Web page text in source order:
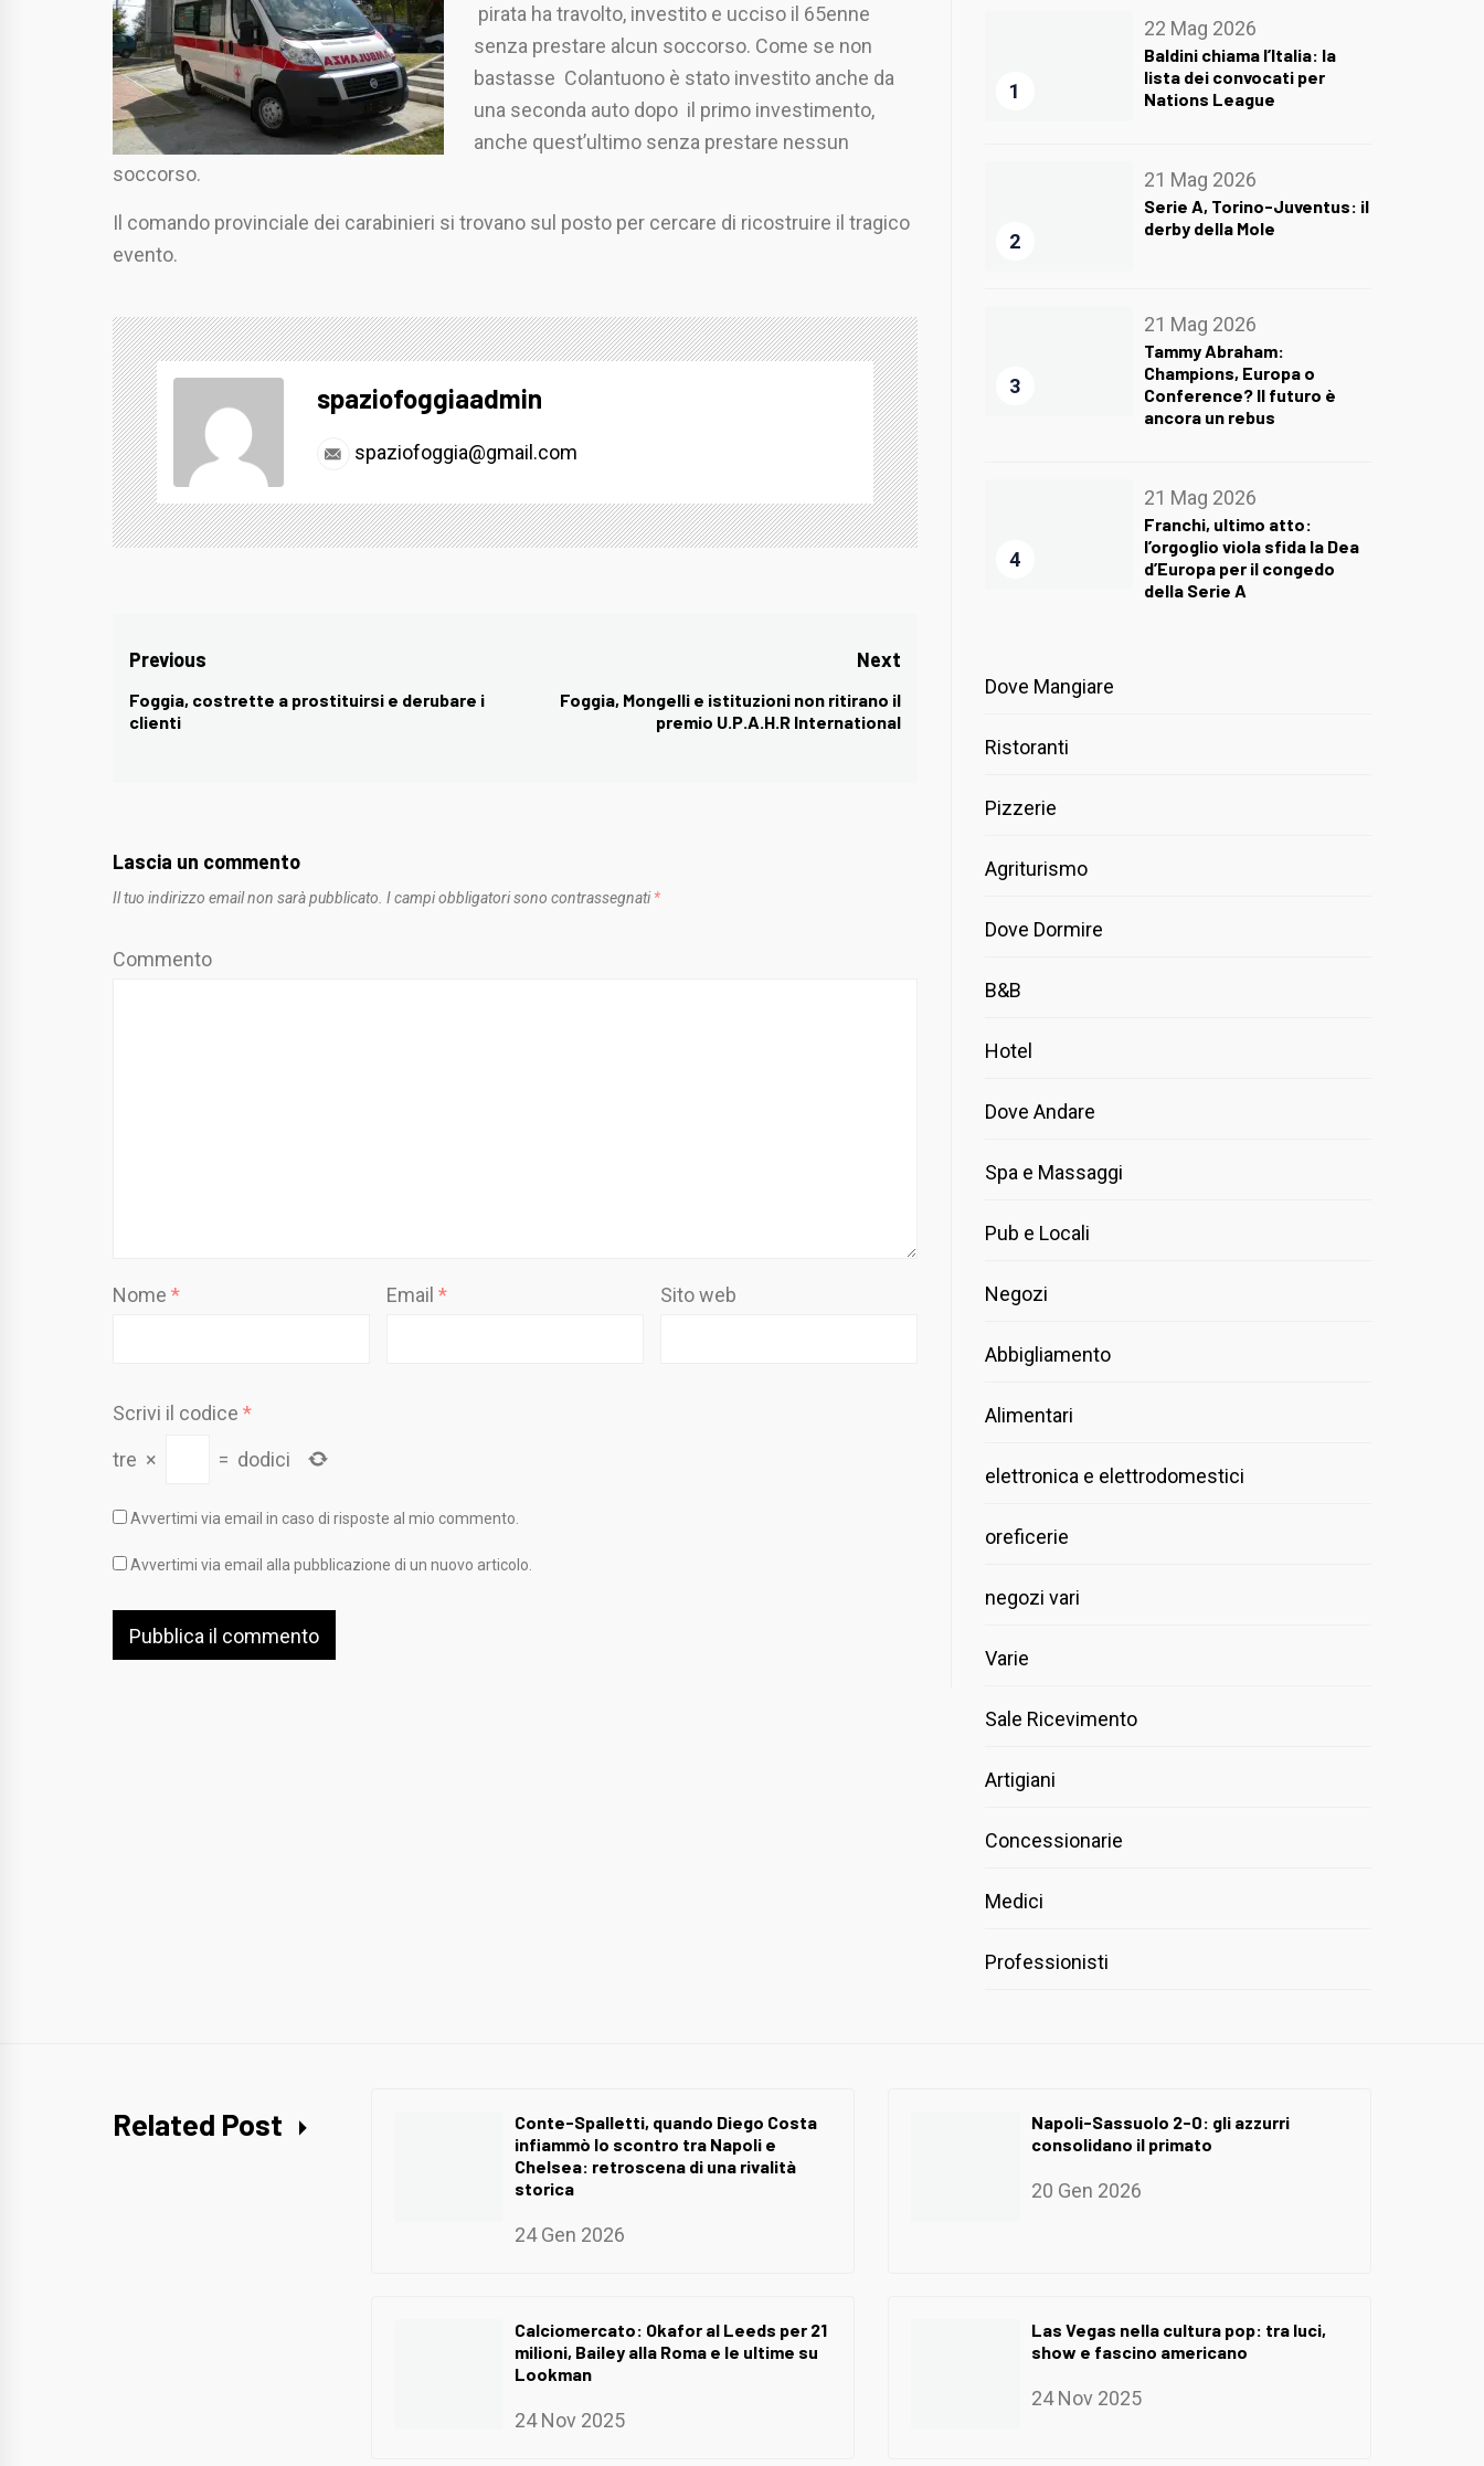
pirata ha travolto, investito e ucciso il 65enne
senza prestare alcun soccorso. Come se non
bastasse Colantuono è stato investito anche da
una seconda auto dopo il primo investimento,
anche quest’ultimo senza prestare nessun
soccorso.
Il comando provinciale dei carabinieri si trovano sul posto per cercare di ricostruire il tragico
evento.
spaziofoggiaadmin
spaziofoggia@gmail.com
Navigazione
articoli
Previous
Previous
post:
Foggia, costrette a prostituirsi e derubare i
clienti
Next
Next
post:
Foggia, Mongelli e istituzioni non ritirano il
premio U.P.A.H.R International
Lascia un commento
Il tuo indirizzo email non sarà pubblicato. I campi obbligatori sono contrassegnati *
Commento
Nome * Email * Sito web
Scrivi il codice *
tre × = dodici
Avvertimi via email in caso di risposte al mio commento.
Avvertimi via email alla pubblicazione di un nuovo articolo.
1
22 Mag 2026
Baldini chiama l’Italia: la
lista dei convocati per
Nations League
2
21 Mag 2026
Serie A, Torino-Juventus: il
derby della Mole
3
21 Mag 2026
Tammy Abraham:
Champions, Europa o
Conference? Il futuro è
ancora un rebus
4
21 Mag 2026
Franchi, ultimo atto:
l’orgoglio viola sfida la Dea
d’Europa per il congedo
della Serie A
Dove Mangiare
Ristoranti
Pizzerie
Agriturismo
Dove Dormire
B&B
Hotel
Dove Andare
Spa e Massaggi
Pub e Locali
Negozi
Abbigliamento
Alimentari
elettronica e elettrodomestici
oreficerie
negozi vari
Varie
Sale Ricevimento
Artigiani
Concessionarie
Medici
Professionisti
Related Post
Conte-Spalletti, quando Diego Costa
infiammò lo scontro tra Napoli e
Chelsea: retroscena di una rivalità
storica
24 Gen 2026
Napoli-Sassuolo 2-0: gli azzurri
consolidano il primato
20 Gen 2026
Calciomercato: Okafor al Leeds per 21
milioni, Bailey alla Roma e le ultime su
Lookman
24 Nov 2025
Las Vegas nella cultura pop: tra luci,
show e fascino americano
24 Nov 2025